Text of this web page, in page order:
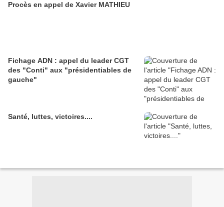
Procès en appel de Xavier MATHIEU
Fichage ADN : appel du leader CGT
des "Conti" aux "présidentiables de
gauche"
Santé, luttes, victoires....